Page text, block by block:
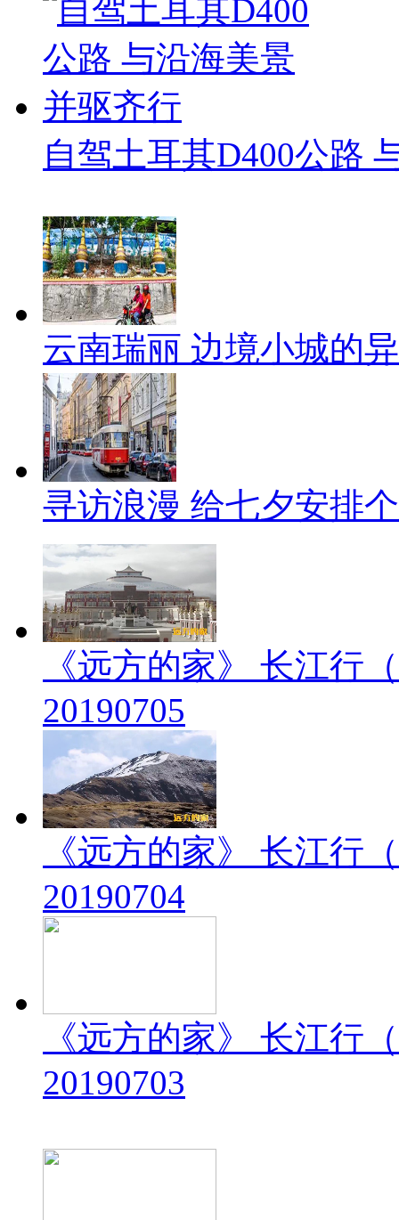
自驾土耳其D400公路
云南瑞丽 边境小城的
寻访浪漫 给七夕安排
《远方的家》 长江行
20190705
《远方的家》 长江行
20190704
《远方的家》 长江行
20190703